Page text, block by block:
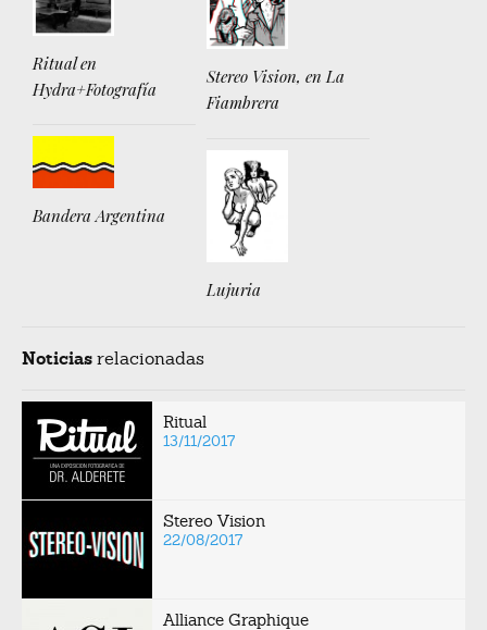
Ritual en
Hydra+Fotografía
Stereo Vision, en La
Fiambrera
Bandera Argentina
Lujuria
Noticiasrelacionadas
Ritual
13/11/2017
Stereo Vision
22/08/2017
Alliance Graphique